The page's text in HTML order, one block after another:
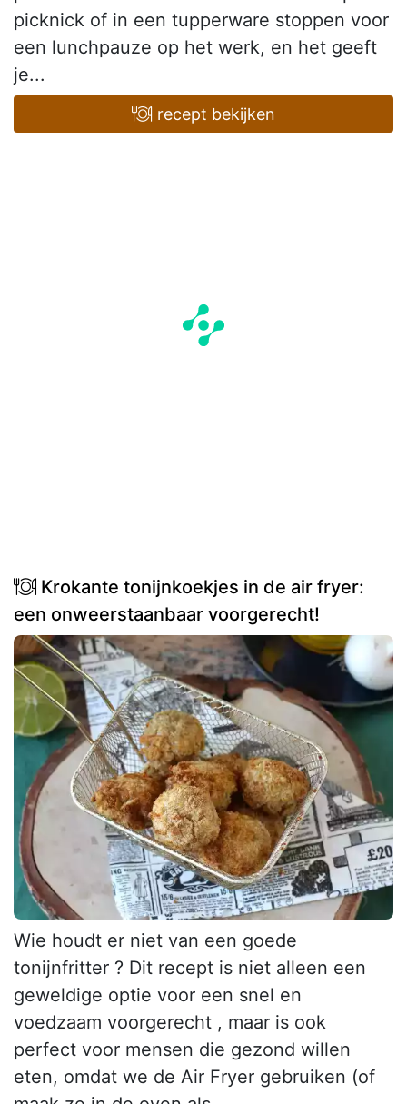
picknick of in een tupperware stoppen voor
een lunchpauze op het werk, en het geeft
je...
recept bekijken
Krokante tonijnkoekjes in de air fryer:
een onweerstaanbaar voorgerecht!
Wie houdt er niet van een goede
tonijnfritter ? Dit recept is niet alleen een
geweldige optie voor een snel en
voedzaam voorgerecht , maar is ook
perfect voor mensen die gezond willen
eten, omdat we de Air Fryer gebruiken (of